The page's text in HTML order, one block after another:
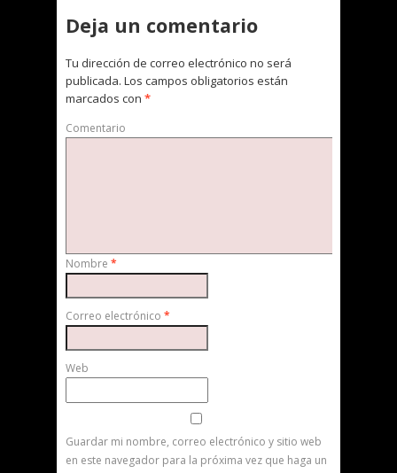
Deja un comentario
Tu dirección de correo electrónico no será
publicada. Los campos obligatorios están
marcados con *
Comentario
Nombre *
Correo electrónico *
Web
Guardar mi nombre, correo electrónico y sitio web
en este navegador para la próxima vez que haga un